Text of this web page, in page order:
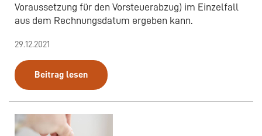
Voraussetzung für den Vorsteuerabzug) im Einzelfall
aus dem Rechnungsdatum ergeben kann.
29.12.2021
Beitrag lesen